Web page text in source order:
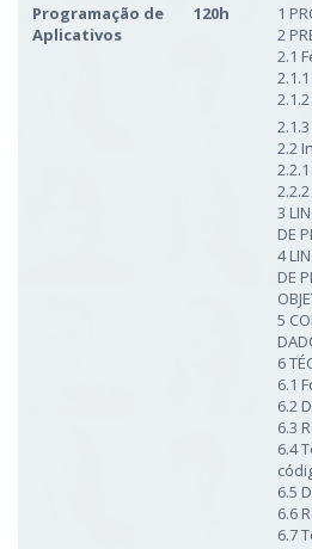
Programação de
Aplicativos
120h
1
2
2.1
2.1.3
2.2
3
DE
4
DE
5
6
6.1
6.2
6.3
6.4
6.5
6.6
6.7